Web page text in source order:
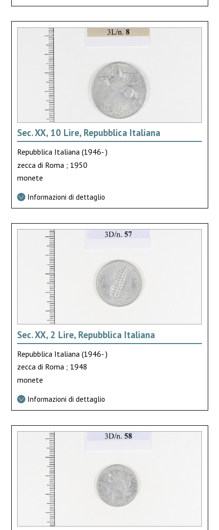
Sec. XX, 10 Lire, Repubblica Italiana
Repubblica Italiana (1946- )
zecca di Roma ; 1950
monete
Informazioni di dettaglio
Sec. XX, 2 Lire, Repubblica Italiana
Repubblica Italiana (1946- )
zecca di Roma ; 1948
monete
Informazioni di dettaglio